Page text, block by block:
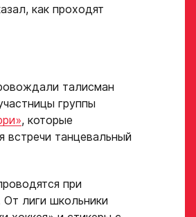
как проходят
талисман
группы
, которые
встречи танцевальный
при
От лиги школьники
обязателен для тех, кто
в настоящее время
Нарезки игровых смен
ЗА ЗАЯВКУ!
ученика соответствуют
обучения в Академии, мы
в течение 5 рабочих дней.
Ok